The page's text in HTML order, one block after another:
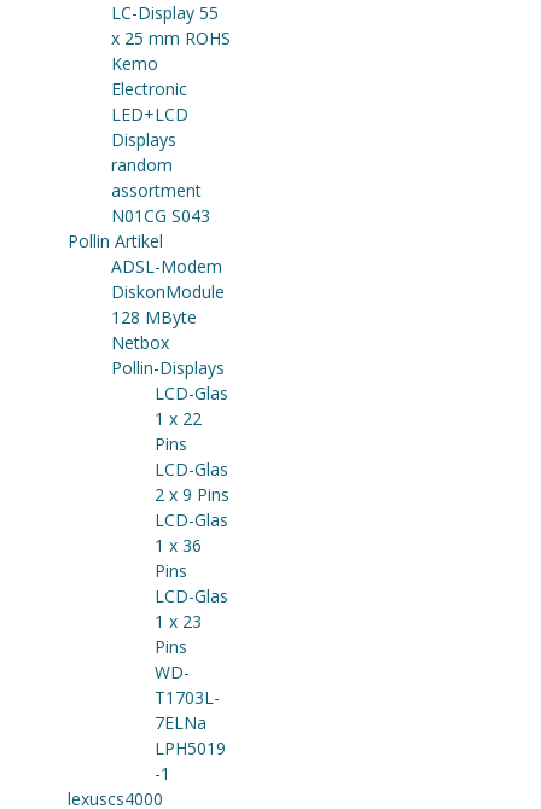
LC-Display 55
x 25 mm ROHS
Kemo
Electronic
LED+LCD
Displays
random
assortment
N01CG S043
Pollin Artikel
ADSL-Modem
DiskonModule
128 MByte
Netbox
Pollin-Displays
LCD-Glas
1 x 22
Pins
LCD-Glas
2 x 9 Pins
LCD-Glas
1 x 36
Pins
LCD-Glas
1 x 23
Pins
WD-
T1703L-
7ELNa
LPH5019
-1
lexuscs4000